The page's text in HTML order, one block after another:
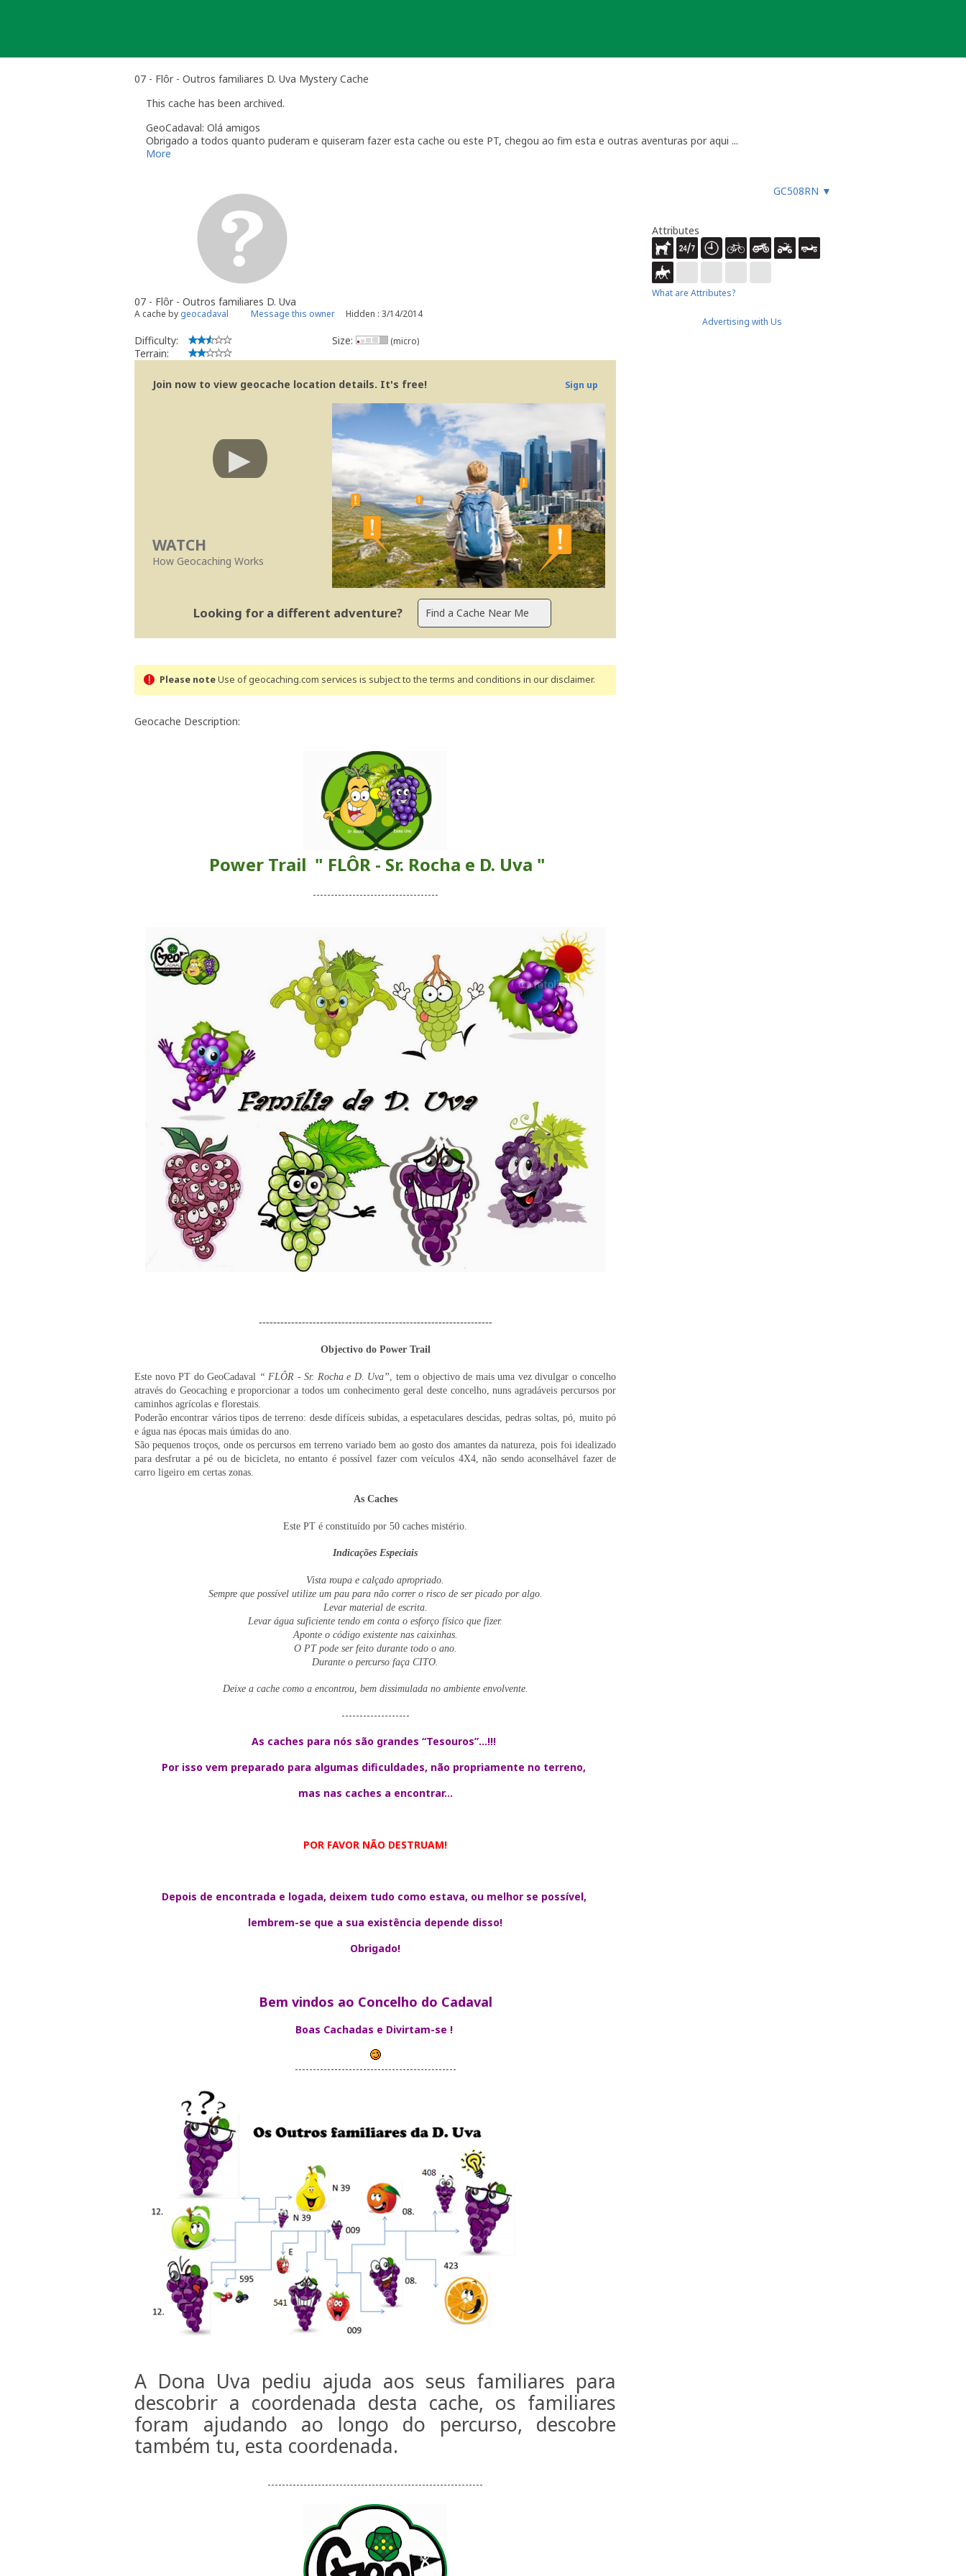
07 - Flôr - Outros familiares D. Uva Mystery Cache
This cache has been archived.
GeoCadaval: Olá amigos
Obrigado a todos quanto puderam e quiseram fazer esta cache ou este PT, chegou ao fim esta e outras aventuras por aqui ...
Mais uma vez obrigado a todos, vemo-nos por ai ....
More
GC508RN ▼
07 - Flôr - Outros familiares D. Uva
A cache by geocadaval Message this owner Hidden : 3/14/2014
Difficulty:
Terrain:
Size: (micro)
Join now to view geocache location details. It's free! Sign up
WATCH
How Geocaching Works
Looking for a different adventure?
Please noteUse of geocaching.com services is subject to the terms and conditions in our disclaimer.
Geocache Description:
Power Trail " FLÔR - Sr. Rocha e D. Uva "
-----------------------------------
-----------------------------------------------------------------
Objectivo do Power Trail
Este novo PT do GeoCadaval “ FLÔR - Sr. Rocha e D. Uva” , tem o objectivo de mais uma vez divulgar o concelho
através do Geocaching e proporcionar a todos um conhecimento geral deste concelho, nuns agradáveis percursos por
caminhos agrícolas e florestais.
Poderão encontrar vários tipos de terreno: desde difíceis subidas, a espetaculares descidas, pedras soltas, pó, muito pó
e água nas épocas mais úmidas do ano.
São pequenos troços, onde os percursos em terreno variado bem ao gosto dos amantes da natureza, pois foi idealizado
para desfrutar a pé ou de bicicleta, no entanto é possível fazer com veículos 4X4, não sendo aconselhável fazer de
carro ligeiro em certas zonas.
As Caches
Este PT é constituído por 50 caches mistério.
Indicações Especiais
Vista roupa e calçado apropriado.
Sempre que possível utilize um pau para não correr o risco de ser picado por algo.
Levar material de escrita.
Levar água suficiente tendo em conta o esforço físico que fizer.
Aponte o código existente nas caixinhas.
O PT pode ser feito durante todo o ano.
Durante o percurso faça CITO.
Deixe a cache como a encontrou, bem dissimulada no ambiente envolvente.
-------------------
As caches para nós são grandes “Tesouros”…!!!
Por isso vem preparado para algumas dificuldades, não propriamente no terreno,
mas nas caches a encontrar...
POR FAVOR NÃO DESTRUAM!
Depois de encontrada e logada, deixem tudo como estava, ou melhor se possível,
lembrem-se que a sua existência depende disso!
Obrigado!
Bem vindos ao Concelho do Cadaval
Boas Cachadas e Divirtam-se !
---------------------------------------------
A Dona Uva pediu ajuda aos seus familiares para
descobrir a coordenada desta cache, os familiares
foram ajudando ao longo do percurso, descobre
também tu, esta coordenada.
------------------------------------------------------------
Attributes
What are Attributes?
Advertising with Us